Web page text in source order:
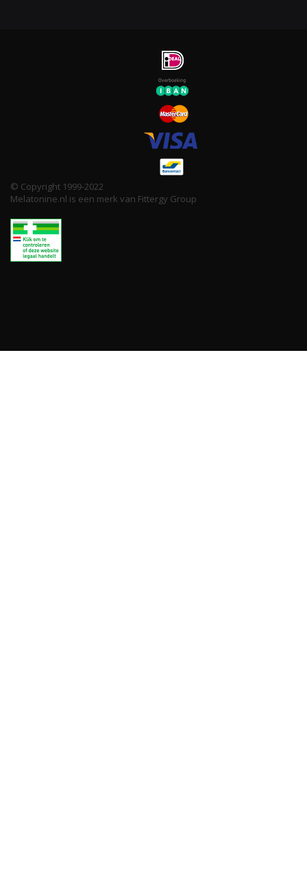
© Copyright 1999-2022
Melatonine.nl is een merk van Fittergy Group